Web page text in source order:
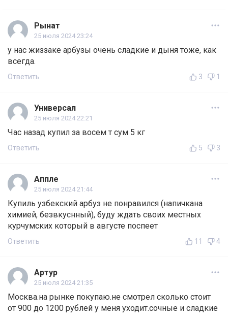
Рынат
25 июля 2024 23:24
у нас жиззаке арбузы очень сладкие и дыня тоже, как
всегда.
Ответить 3 1
Универсал
25 июля 2024 22:21
Час назад купил за восем т сум 5 кг
Ответить 5 3
Аппле
25 июля 2024 21:44
Купиль узбекский арбуз не понравился (напичкана
химией, безвкуснный), буду ждать своих местных
курчумских который в августе поспеет
Ответить 11 4
Артур
25 июля 2024 21:35
Москва.на рынке покупаю.не смотрел сколько стоит
от 900 до 1200 рублей у меня уходит.сочные и сладкие